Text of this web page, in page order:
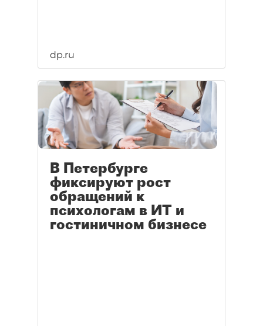
dp.ru
В Петербурге
фиксируют рост
обращений к
психологам в ИТ и
гостиничном бизнесе